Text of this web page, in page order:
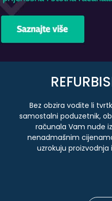
Bez obzira vodite li
samostalni poduzetnik,
računala Vam nude
nenadmašnim
uzrokuju